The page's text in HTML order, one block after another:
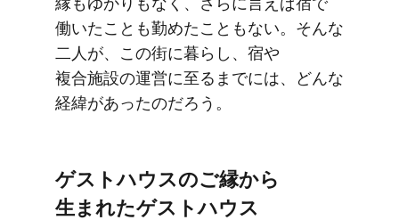
働いた​ことも​勤めたこともない。​そんな​
二人が、​この​街に​暮らし、​宿や​
複合施設の​運営に​至るまでには、​どんな​
経緯が​あったのだろう。
ゲストハウスの​ご縁から​
生まれた​ゲストハウス